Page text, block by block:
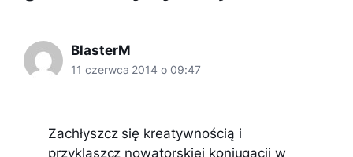
BlasterM
11 czerwca 2014 o 09:47
Zachłyszcz się kreatywnością i
przyklaszcz nowatorskiej koniugacji w